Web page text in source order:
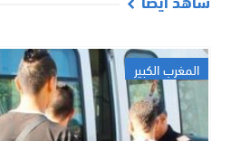
المغرب الكبير